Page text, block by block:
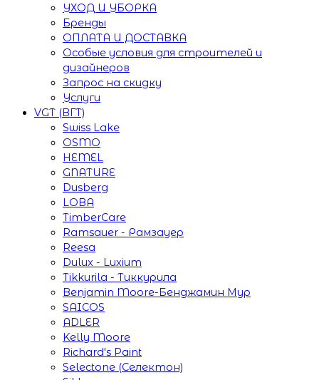
УХОД И УБОРКА
Бренды
ОПЛАТА И ДОСТАВКА
Особые условия для строителей и
дизайнеров
Запрос на скидку
Услуги
VGT (ВГТ)
Swiss Lake
OSMO
HEMEL
GNATURE
Dusberg
LOBA
TimberCare
Ramsauer - Рамзауер
Reesa
Dulux - Luxium
Tikkurila - Тиккурила
Benjamin Moore-Бенджамин Мур
SAICOS
ADLER
Kelly Moore
Richard's Paint
Selectone (Селектон)